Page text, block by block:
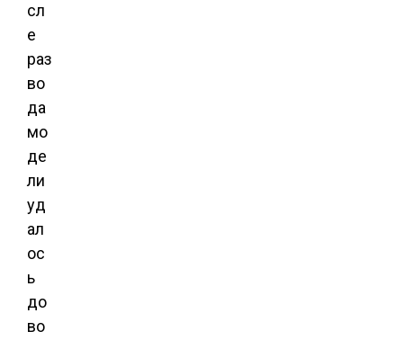
сл
е
раз
во
да
мо
де
ли
уд
ал
ос
ь
до
во